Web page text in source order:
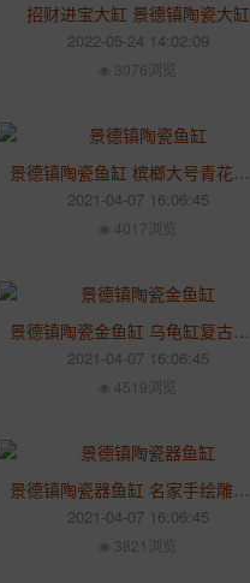
招财进宝大缸 景德镇陶瓷大缸
2022-05-24 14:02:09
3076浏览
景德镇陶瓷鱼缸 槟榔大号青花金鱼缸 盆睡碗莲乌龟荷花盆缸
2021-04-07 16:06:45
4017浏览
景德镇陶瓷金鱼缸 乌龟缸复古典睡莲碗莲花盆大号瓷盆 水仙水培瓷缸
2021-04-07 16:06:45
4519浏览
景德镇陶瓷器鱼缸 名家手绘雕刻松鹤龙锦鸡 黄釉金鱼缸定制
2021-04-07 16:06:45
3821浏览